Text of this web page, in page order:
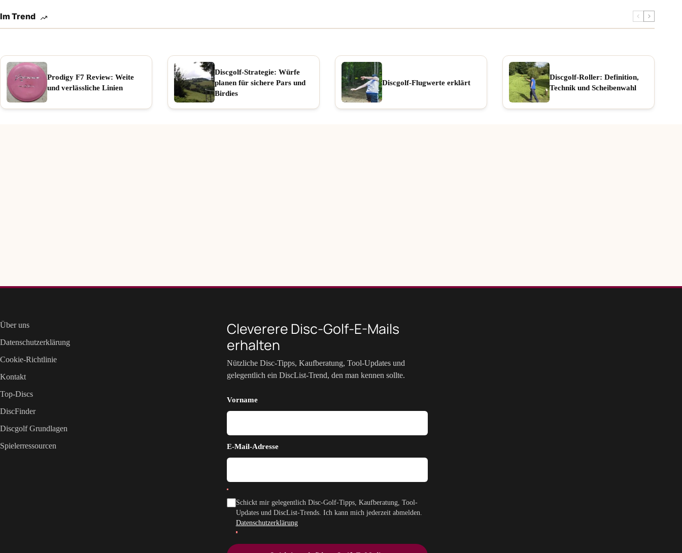
Im Trend
Prodigy F7 Review: Weite
und verlässliche Linien
Discgolf-Strategie: Würfe
planen für sichere Pars und
Birdies
Discgolf-Flugwerte erklärt
Discgolf-Roller: Definition,
Technik und Scheibenwahl
Über uns
Datenschutzerklärung
Cookie-Richtlinie
Kontakt
Top-Discs
DiscFinder
Discgolf Grundlagen
Spielerressourcen
Cleverere Disc-Golf-E-Mails
erhalten
Nützliche Disc-Tipps, Kaufberatung, Tool-Updates und
gelegentlich ein DiscList-Trend, den man kennen sollte.
Vorname
E-Mail-Adresse
Schickt mir gelegentlich Disc-Golf-Tipps, Kaufberatung, Tool-
Updates und DiscList-Trends. Ich kann mich jederzeit abmelden.
Datenschutzerklärung